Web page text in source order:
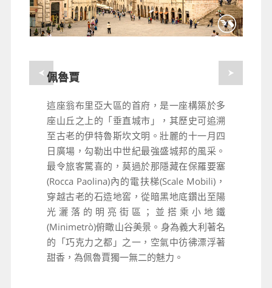
佩魯賈
這座翁布里亞大區的首府，是一座構築於多
座山丘之上的「垂直城市」，其歷史可追溯
至古老的伊特魯斯坎文明。壯麗的十一月四
日廣場，勾勒出中世紀最強盛城邦的風采。
最令旅客驚喜的，莫過於那隱藏在保羅要塞
(Rocca Paolina)內的電扶梯(Scale Mobili)，
穿越古老的石造地窖，從暗黑地底鑽出至陽
光灑落的明亮街區；並搭乘小地鐵
(Minimetrò)俯瞰山谷美景。身為義大利著名
的「巧克力之都」之一，空氣中彷彿漂浮著
甜香，為佩魯賈獨一無二的魅力。